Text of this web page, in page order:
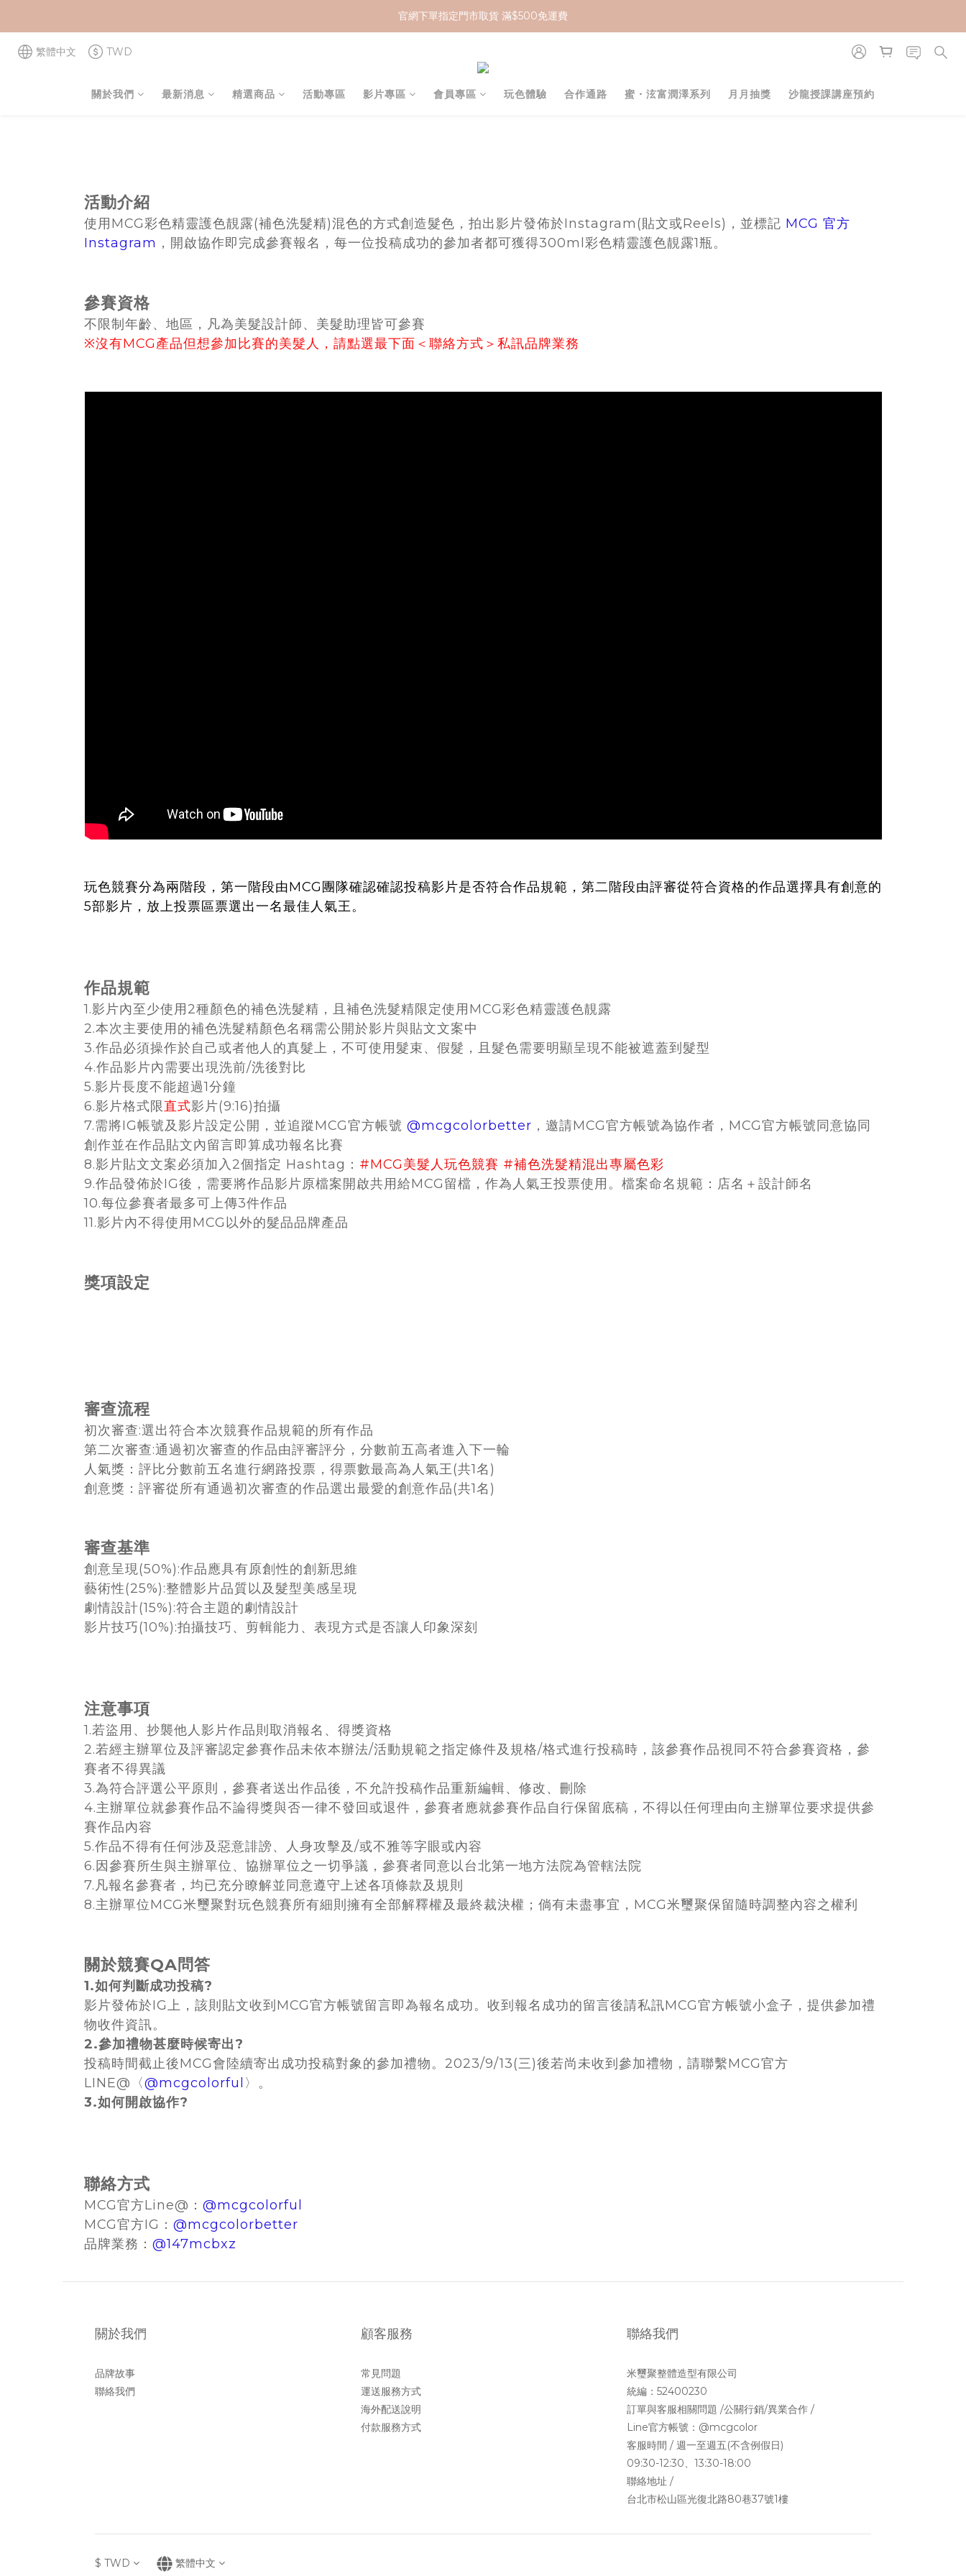
加入 MCG 會員｜即贈 $100 購物金
加入 MCG 會員｜即贈 $100 購物金
繁體中文
TWD
關於我們 最新消息 精選商品 活動專區 影片專區 會員專區 玩色體驗 合作通路 蜜・泫富潤澤系列 月月抽獎 沙龍授課講座預約
活動介紹
使用MCG彩色精靈護色靚露(補色洗髮精)混色的方式創造髮色，拍出影片發佈於Instagram(貼文或Reels)，並標記 MCG 官方
Instagram ，開啟協作即完成參賽報名，每一位投稿成功的參加者都可獲得300ml彩色精靈護色靚露1瓶。
參賽資格
不限制年齡、地區，凡為美髮設計師、美髮助理皆可參賽
※沒有MCG產品但想參加比賽的美髮人，請點選最下面＜聯絡方式＞私訊品牌業務
玩色競賽分為兩階段，第一階段由MCG團隊確認確認投稿影片是否符合作品規範，第二階段由評審從符合資格的作品選擇具有創意的
5部影片，放上投票區票選出一名最佳人氣王。
作品規範
1.影片內至少使用2種顏色的補色洗髮精，且補色洗髮精限定使用MCG彩色精靈護色靚露
2.本次主要使用的補色洗髮精顏色名稱需公開於影片與貼文文案中
3.作品必須操作於自己或者他人的真髮上，不可使用髮束、假髮，且髮色需要明顯呈現不能被遮蓋到髮型
4.作品影片內需要出現洗前/洗後對比
5.影片長度不能超過1分鐘
6.影片格式限直式影片(9:16)拍攝
7.需將IG帳號及影片設定公開，並追蹤MCG官方帳號 @mcgcolorbetter ，邀請MCG官方帳號為協作者，MCG官方帳號同意協同
創作並在作品貼文內留言即算成功報名比賽
8.影片貼文文案必須加入2個指定 Hashtag： #MCG美髮人玩色競賽 #補色洗髮精混出專屬色彩
9.作品發佈於IG後，需要將作品影片原檔案開啟共用給MCG留檔，作為人氣王投票使用。檔案命名規範：店名＋設計師名
10.每位參賽者最多可上傳3件作品
11.影片內不得使用MCG以外的髮品品牌產品
獎項設定
審查流程
初次審查:選出符合本次競賽作品規範的所有作品
第二次審查:通過初次審查的作品由評審評分，分數前五高者進入下一輪
人氣獎：評比分數前五名進行網路投票，得票數最高為人氣王(共1名)
創意獎：評審從所有通過初次審查的作品選出最愛的創意作品(共1名)
審查基準
創意呈現(50%):作品應具有原創性的創新思維
藝術性(25%):整體影片品質以及髮型美感呈現
劇情設計(15%):符合主題的劇情設計
影片技巧(10%):拍攝技巧、剪輯能力、表現方式是否讓人印象深刻
注意事項
1.若盜用、抄襲他人影片作品則取消報名、得獎資格
2.若經主辦單位及評審認定參賽作品未依本辦法/活動規範之指定條件及規格/格式進行投稿時，該參賽作品視同不符合參賽資格，參
賽者不得異議
3.為符合評選公平原則，參賽者送出作品後，不允許投稿作品重新編輯、修改、刪除
4.主辦單位就參賽作品不論得獎與否一律不發回或退件，參賽者應就參賽作品自行保留底稿，不得以任何理由向主辦單位要求提供參
賽作品內容
5.作品不得有任何涉及惡意誹謗、人身攻擊及/或不雅等字眼或內容
6.因參賽所生與主辦單位、協辦單位之一切爭議，參賽者同意以台北第一地方法院為管轄法院
7.凡報名參賽者，均已充分瞭解並同意遵守上述各項條款及規則
8.主辦單位MCG米璽聚對玩色競賽所有細則擁有全部解釋權及最終裁決權；倘有未盡事宜，MCG米璽聚保留隨時調整內容之權利
關於競賽QA問答
1.如何判斷成功投稿?
影片發佈於IG上，該則貼文收到MCG官方帳號留言即為報名成功。收到報名成功的留言後請私訊MCG官方帳號小盒子，提供參加禮
物收件資訊。
2.參加禮物甚麼時候寄出?
投稿時間截止後MCG會陸續寄出成功投稿對象的參加禮物。2023/9/13(三)後若尚未收到參加禮物，請聯繫MCG官方
LINE@〈@mcgcolorful 〉。
3.如何開啟協作?
聯絡方式
MCG官方Line@： @mcgcolorful
MCG官方IG： @mcgcolorbetter
品牌業務： @147mcbxz
關於我們
品牌故事
聯絡我們
顧客服務
常見問題
運送服務方式
海外配送說明
付款服務方式
聯絡我們
米璽聚整體造型有限公司
統編：52400230
訂單與客服相關問題 /公關行銷/異業合作 /
Line官方帳號： @mcgcolor
客服時間 / 週一至週五(不含例假日)
09:30-12:30、13:30-18:00
聯絡地址 /
台北市松山區光復北路80巷37號1樓
$ TWD 繁體中文